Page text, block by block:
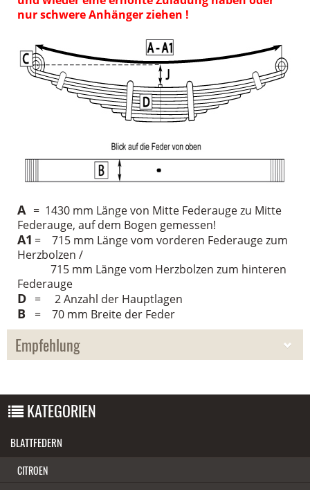
nur schwere Anhänger ziehen !
A = 1430 mm Länge von Mitte Federauge zu Mitte
Federauge, auf dem Bogen gemessen!
A1 = 715 mm Länge vom vorderen Federauge zum
Herzbolzen /
715 mm Länge vom Herzbolzen zum hinteren
Federauge
D = 2 Anzahl der Hauptlagen
B = 70 mm Breite der Feder
Empfehlung
KATEGORIEN
BLATTFEDERN
CITROEN